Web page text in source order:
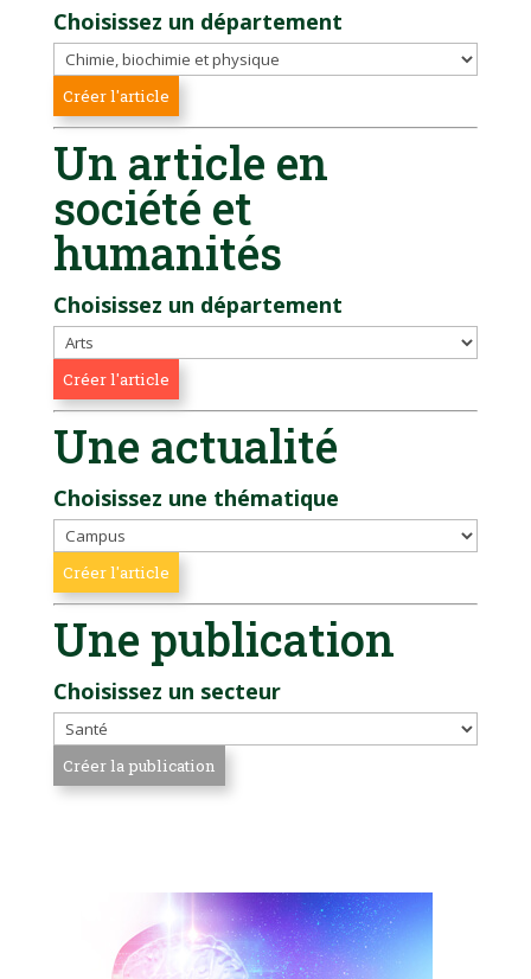
Choisissez un département
Un article en
société et
humanités
Choisissez un département
Une actualité
Choisissez une thématique
Une publication
Choisissez un secteur